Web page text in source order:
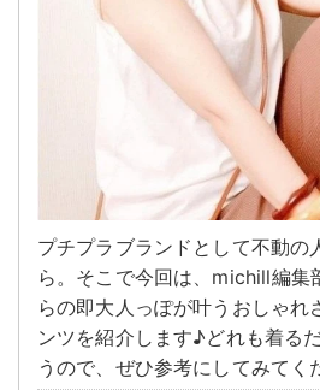
プチプラブランドとして不動の
ら。そこで今回は、michill編集
らの即大人っぽが叶うおしゃれ
ンツを紹介します♪どれも着る
うので、ぜひ参考にしてみてく